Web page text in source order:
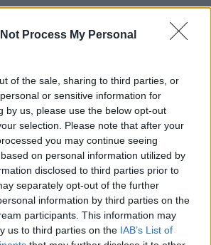
Process My Personal
of the sale, sharing to third parties, or
or sensitive information for
by us, please use the below opt-out
selection. Please note that after your
you may continue seeing
on personal information utilized by
disclosed to third parties prior to
separately opt-out of the further
information by third parties on the
participants. This information may
us to third parties on the IAB’s List of
A társaság 2020-
forint nyereséggel
a 781 millió forintot az
Twitter
Telegram
Email